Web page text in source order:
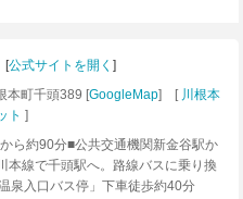
折。(2)しばらく直進し、信号機のあ
歩道橋・ガードの下を通過、その先
(4)そのまま約10Km進み、つきあた
富士サファリパーク入口の信号を直
東海道線「富士駅」から路線バスが
往復1便のみの運行ですので、ご注意
[公式サイトを開く]
本町千頭389 [GoogleMap] [ 川根本
ト ]
ら約90分■公共交通機関新金谷駅か
本線で千頭駅へ。路線バスに乗り換
泉入口バス停」下車徒歩約40分